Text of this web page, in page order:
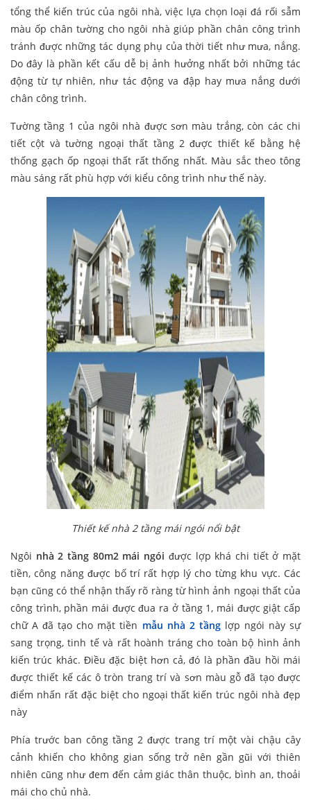
tổng thể kiến trúc của ngôi nhà, việc lựa chọn loại đá rối sẫm
màu ốp chân tường cho ngôi nhà giúp phần chân công trình
tránh được những tác dụng phụ của thời tiết như mưa, nắng.
Do đây là phần kết cấu dễ bị ảnh hưởng nhất bởi những tác
động từ tự nhiên, như tác động va đập hay mưa nắng dưới
chân công trình.
Tường tầng 1 của ngôi nhà được sơn màu trắng, còn các chi
tiết cột và tường ngoại thất tầng 2 được thiết kế bằng hệ
thống gạch ốp ngoại thất rất thống nhất. Màu sắc theo tông
màu sáng rất phù hợp với kiểu công trình như thế này.
Thiết kế nhà 2 tầng mái ngói nổi bật
Ngôi nhà 2 tầng 80m2 mái ngói được lợp khá chi tiết ở mặt
tiền, công năng được bố trí rất hợp lý cho từng khu vực. Các
bạn cũng có thể nhận thấy rõ ràng từ hình ảnh ngoại thất của
công trình, phần mái được đua ra ở tầng 1, mái được giật cấp
chữ A đã tạo cho mặt tiền mẫu nhà 2 tầnglợp ngói này sự
sang trọng, tinh tế và rất hoành tráng cho toàn bộ hình ảnh
kiến trúc khác. Điều đặc biệt hơn cả, đó là phần đầu hồi mái
được thiết kế các ô tròn trang trí và sơn màu gỗ đã tạo được
điểm nhấn rất đặc biệt cho ngoại thất kiến trúc ngôi nhà đẹp
này
Phía trước ban công tầng 2 được trang trí một vài chậu cây
cảnh khiến cho không gian sống trở nên gần gũi với thiên
nhiên cũng như đem đến cảm giác thân thuộc, bình an, thoải
mái cho chủ nhà.